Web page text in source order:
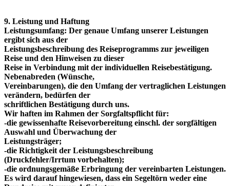
9. Leistung und Haftung
Leistungsumfang: Der genaue Umfang unserer Leistungen
ergibt sich aus der
Leistungsbeschreibung des Reiseprogramms zur jeweiligen
Reise und den Hinweisen zu dieser
Reise in Verbindung mit der individuellen Reisebestätigung.
Nebenabreden (Wünsche,
Vereinbarungen), die den Umfang der vertraglichen Leistungen
verändern, bedürfen der
schriftlichen Bestätigung durch uns.
Wir haften im Rahmen der Sorgfaltspflicht für:
-die gewissenhafte Reisevorbereitung einschl. der sorgfältigen
Auswahl und Überwachung der
Leistungsträger;
-die Richtigkeit der Leistungsbeschreibung
(Druckfehler/Irrtum vorbehalten);
-die ordnungsgemäße Erbringung der vereinbarten Leistungen.
Es wird darauf hingewiesen, dass ein Segeltörn weder eine